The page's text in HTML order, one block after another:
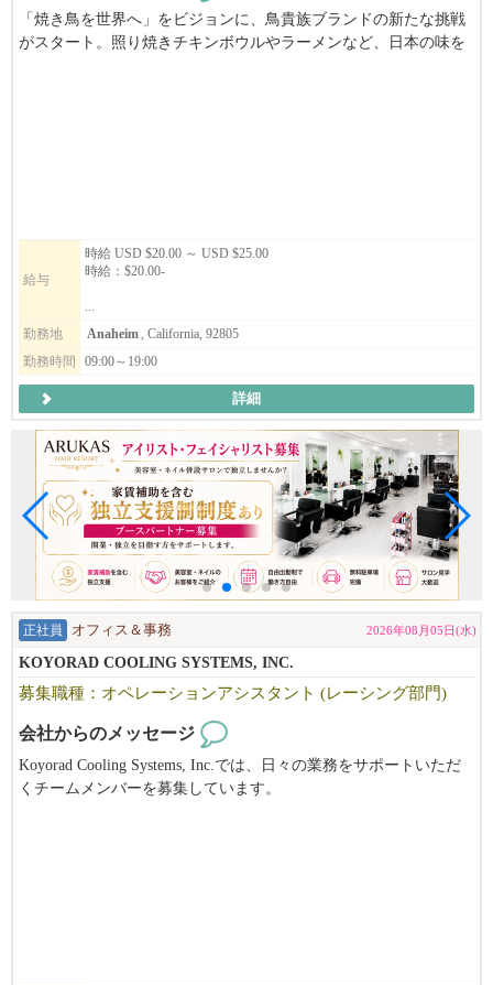
「焼き鳥を世界へ」をビジョンに、鳥貴族ブランドの新たな挑戦
がスタート。照り焼きチキンボウルやラーメンなど、日本の味を
給与
時給 USD $20.00 ～ USD $25.00
時給：$20.00-
...
勤務地
Anaheim, California, 92805
勤務時間
09:00～19:00
詳細
正社員 オフィス＆事務 2026年08月05日(水)
KOYORAD COOLING SYSTEMS, INC.
募集職種：オペレーションアシスタント (レーシング部門)
会社からのメッセージ
Koyorad Cooling Systems, Inc.では、日々の業務をサポートいただ
くチームメンバーを募集しています。